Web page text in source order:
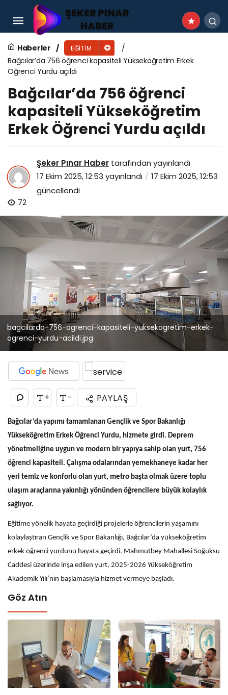
Haberler EĞITIM
Bağcılar’da 756 öğrenci kapasiteli Yükseköğretim Erkek
Öğrenci Yurdu açıldı
Bağcılar’da 756 öğrenci
kapasiteli Yükseköğretim
Erkek Öğrenci Yurdu açıldı
Şeker Pınar Haber tarafından yayınlandı
17 Ekim 2025, 12:53 yayınlandı
17 Ekim 2025, 12:53
güncellendi
72
bagcilarda-756-ogrenci-kapasiteli-yuksekogretim-erkek-
ogrenci-yurdu-acildi.jpg
+ - PAYLAŞ
Bağcılar’da yapımı tamamlanan Gençlik ve Spor Bakanlığı
Yükseköğretim Erkek Öğrenci Yurdu, hizmete girdi. Deprem
yönetmeliğine uygun ve modern bir yapıya sahip olan yurt, 756
öğrenci kapasiteli. Çalışma odalarından yemekhaneye kadar her
yeri temiz ve konforlu olan yurt, metro başta olmak üzere toplu
ulaşım araçlarına yakınlığı yönünden öğrencilere büyük kolaylık
sağlıyor.
Eğitime yönelik hayata geçirdiği projelerle öğrencilerin yaşamını
kolaylaştıran Gençlik ve Spor Bakanlığı, Bağcılar’da yükseköğretim
erkek öğrenci yurdunu hayata geçirdi. Mahmutbey Mahallesi Soğuksu
Caddesi üzerinde inşa edilen yurt, 2025-2026 Yükseköğretim
Akademik Yılı’nın başlamasıyla hizmet vermeye başladı.
Göz Atın
Büyükşehir personeline madde bağımlılığı ile
mücadele eğitimi